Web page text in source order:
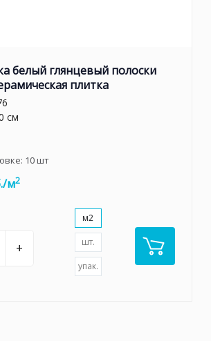
белый глянцевый полоски
плитка
см
10шт
м2
+
м2
шт.
упак.